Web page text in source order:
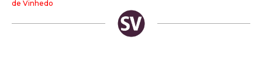
de Vinhedo